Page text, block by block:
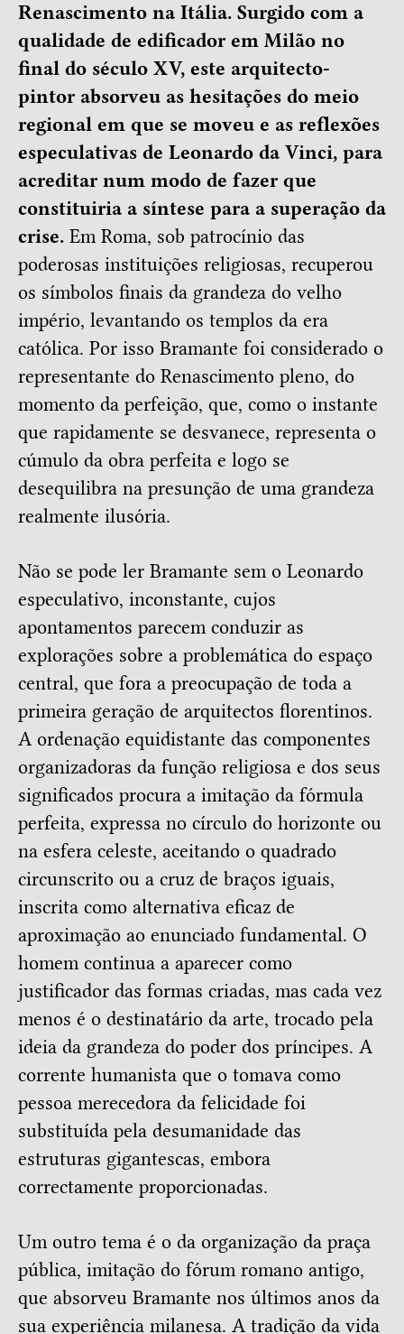
Renascimento na Itália. Surgido com a
qualidade de edificador em Milão no
final do século XV, este arquitecto-
pintor absorveu as hesitações do meio
regional em que se moveu e as reflexões
especulativas de Leonardo da Vinci, para
acreditar num modo de fazer que
constituiria a síntese para a superação da
crise. Em Roma, sob patrocínio das
poderosas instituições religiosas, recuperou
os símbolos finais da grandeza do velho
império, levantando os templos da era
católica. Por isso Bramante foi considerado o
representante do Renascimento pleno, do
momento da perfeição, que, como o instante
que rapidamente se desvanece, representa o
cúmulo da obra perfeita e logo se
desequilibra na presunção de uma grandeza
realmente ilusória.
Não se pode ler Bramante sem o Leonardo
especulativo, inconstante, cujos
apontamentos parecem conduzir as
explorações sobre a problemática do espaço
central, que fora a preocupação de toda a
primeira geração de arquitectos florentinos.
A ordenação equidistante das componentes
organizadoras da função religiosa e dos seus
significados procura a imitação da fórmula
perfeita, expressa no círculo do horizonte ou
na esfera celeste, aceitando o quadrado
circunscrito ou a cruz de braços iguais,
inscrita como alternativa eficaz de
aproximação ao enunciado fundamental. O
homem continua a aparecer como
justificador das formas criadas, mas cada vez
menos é o destinatário da arte, trocado pela
ideia da grandeza do poder dos príncipes. A
corrente humanista que o tomava como
pessoa merecedora da felicidade foi
substituída pela desumanidade das
estruturas gigantescas, embora
correctamente proporcionadas.
Um outro tema é o da organização da praça
pública, imitação do fórum romano antigo,
que absorveu Bramante nos últimos anos da
sua experiência milanesa. A tradição da vida